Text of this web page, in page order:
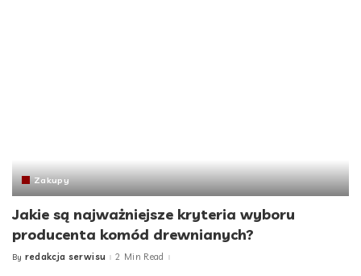
Zakupy
Jakie są najważniejsze kryteria wyboru
producenta komód drewnianych?
Posted
By redakcja serwisu 2 Min Read